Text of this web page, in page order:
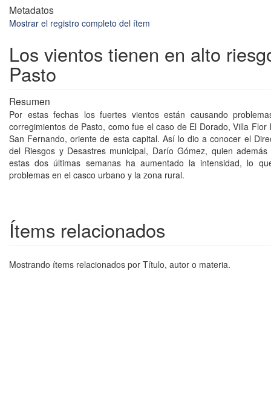
Metadatos
Mostrar el registro completo del ítem
Los vientos tienen en alto
Pasto
Resumen
Por estas fechas los fuertes vientos están causando
corregimientos de Pasto, como fue el caso de El Dorado, Villa Flor
San Fernando, oriente de esta capital. Así lo dio a conocer el
del Riesgos y Desastres municipal, Darío Gómez, quien
estas dos últimas semanas ha aumentado la intensidad, lo
problemas en el casco urbano y la zona rural.
Ítems relacionados
Mostrando ítems relacionados por Título, autor o materia.